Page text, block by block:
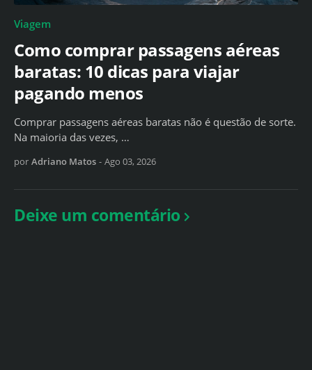
Viagem
Como comprar passagens aéreas
baratas: 10 dicas para viajar
pagando menos
Comprar passagens aéreas baratas não é questão de sorte.
Na maioria das vezes, …
por Adriano Matos - Ago 03, 2026
Deixe um comentário